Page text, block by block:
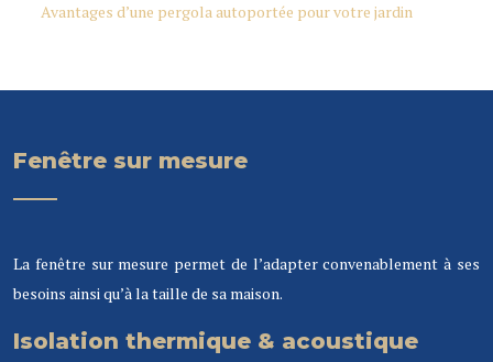
Avantages d’une pergola autoportée pour votre jardin
Fenêtre sur mesure
La fenêtre sur mesure permet de l’adapter convenablement à ses
besoins ainsi qu’à la taille de sa maison.
Isolation thermique & acoustique